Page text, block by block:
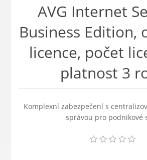
AVG Internet
Business Edition,
licence, počet
platnost 3
Komplexní zabezpečení s
správou pro podnikové